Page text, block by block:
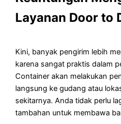
Layanan Door to
Kini, banyak pengirim lebih
karena sangat praktis dalam
Container akan melakukan
langsung ke gudang atau
sekitarnya. Anda tidak perlu
tambahan untuk membawa